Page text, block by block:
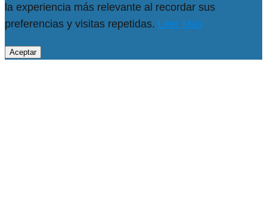
la experiencia más relevante al recordar sus
preferencias y visitas repetidas. Leer Más
Aceptar